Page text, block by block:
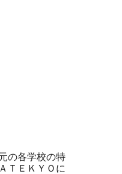
の各学校の特
ＴＥＫＹＯに